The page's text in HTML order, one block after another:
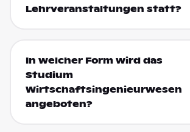
Lehrveranstaltungen statt?
In welcher Form wird das
Studium
Wirtschaftsingenieurwesen
angeboten?